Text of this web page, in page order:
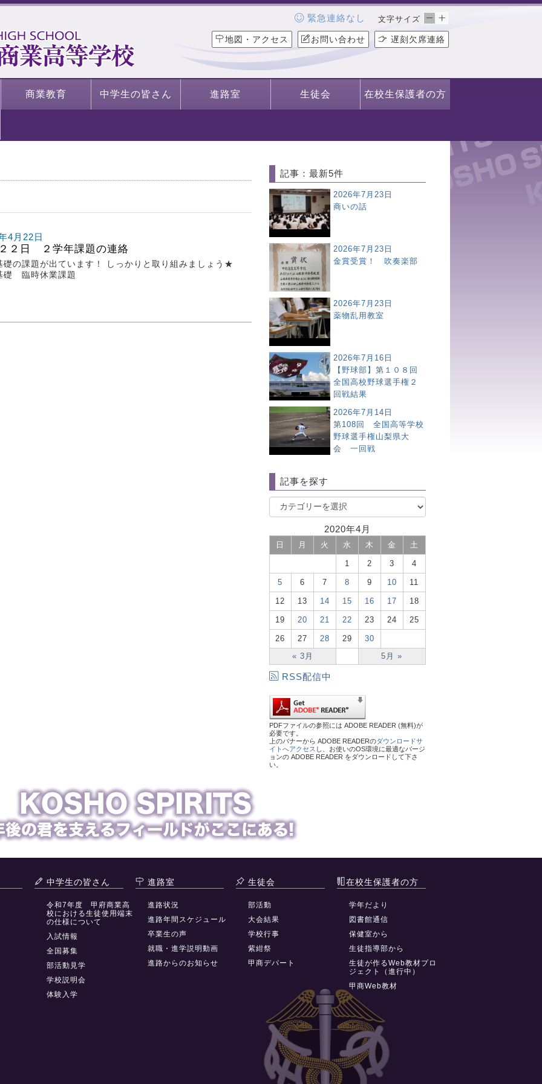
文字サイズ
地図・アクセス お問い合わせ 遅刻欠席連絡
緊急連絡なし
商業教育 中学生の皆さん 進路室 生徒会 在校生保護者の方
4月22日
２日 ２学年課題の連絡
礎の課題が出ています！ しっかりと取り組みましょう★
礎 臨時休業課題
記事：最新5件
2026年7月23日
商いの話
2026年7月23日
金賞受賞！ 吹奏楽部
2026年7月23日
薬物乱用教室
2026年7月16日
【野球部】第１０８回
全国高校野球選手権２
回戦結果
2026年7月14日
第108回 全国高等学校
野球選手権山梨県大
会 一回戦
記事を探す
2020年4月
日 月 火 水 木 金 土
« 3月 5月 »
1 2 3 4
5 6 7 8 9 10 11
12 13 14 15 16 17 18
19 20 21 22 23 24 25
26 27 28 29 30
RSS配信中
PDFファイルの参照には ADOBE READER (無料)が
必要です。
上のバナーから ADOBE READERのダウンロードサ
イトへアクセス し、お使いのOS環境に最適なバージ
ョンの ADOBE READER をダウンロードして下さ
い。
中学生の皆さん
令和7年度 甲府商業高
校における生徒使用端末
の仕様について
入試情報
全国募集
部活動見学
学校説明会
体験入学
進路室
進路状況
進路年間スケジュール
卒業生の声
就職・進学説明動画
進路からのお知らせ
生徒会
部活動
大会結果
学校行事
紫紺祭
甲商デパート
在校生保護者の方
学年だより
図書館通信
保健室から
生徒指導部から
生徒が作るWeb教材プロ
ジェクト（進行中）
甲商Web教材